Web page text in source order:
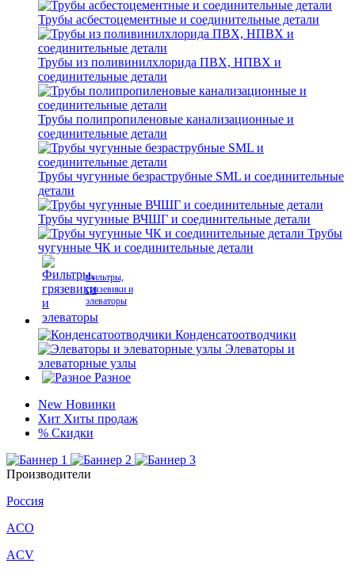
Трубы асбестоцементные и соединительные детали
Трубы из поливинилхлорида ПВХ, НПВХ и
соединительные детали
Трубы полипропиленовые канализационные и
соединительные детали
Трубы чугунные безраструбные SML и соединительные
детали
Трубы чугунные ВЧШГ и соединительные детали
Трубы
чугунные ЧК и соединительные детали
Фильтры,
грязевики и
элеваторы
Конденсатоотводчики
Элеваторы и
элеваторные узлы
Разное
New Новинки
Хит Хиты продаж
% Скидки
Производители
Россия
ACO
ACV